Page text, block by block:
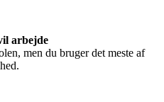
arbejde
men du bruger det meste af